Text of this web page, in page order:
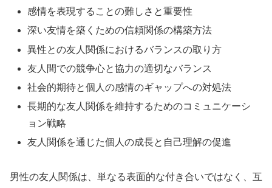
感情を表現することの難しさと重要性
深い友情を築くための信頼関係の構築方法
異性との友人関係におけるバランスの取り方
友人間での競争心と協力の適切なバランス
社会的期待と個人の感情のギャップへの対処法
長期的な友人関係を維持するためのコミュニケーシ
ョン戦略
友人関係を通じた個人の成長と自己理解の促進
男性の友人関係は、単なる表面的な付き合いではなく、互